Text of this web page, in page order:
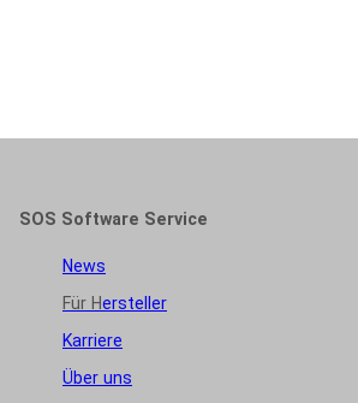
SOS Software Service
News
Für Hersteller
Karriere
Über uns